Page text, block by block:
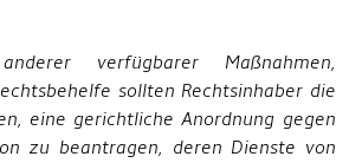
verfügbarer Maßnahmen,
sollten Rechtsinhaber die
eine gerichtliche Anordnung gegen
zu beantragen, deren Dienste von